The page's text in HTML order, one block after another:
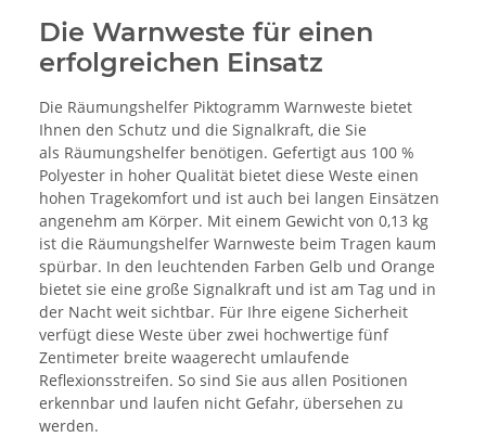
Die Warnweste für einen
erfolgreichen Einsatz
Die Räumungshelfer Piktogramm Warnweste bietet
Ihnen den Schutz und die Signalkraft, die Sie
als Räumungshelfer benötigen. Gefertigt aus 100 %
Polyester in hoher Qualität bietet diese Weste einen
hohen Tragekomfort und ist auch bei langen Einsätzen
angenehm am Körper. Mit einem Gewicht von 0,13 kg
ist die Räumungshelfer Warnweste beim Tragen kaum
spürbar. In den leuchtenden Farben Gelb und Orange
bietet sie eine große Signalkraft und ist am Tag und in
der Nacht weit sichtbar. Für Ihre eigene Sicherheit
verfügt diese Weste über zwei hochwertige fünf
Zentimeter breite waagerecht umlaufende
Reflexionsstreifen. So sind Sie aus allen Positionen
erkennbar und laufen nicht Gefahr, übersehen zu
werden.